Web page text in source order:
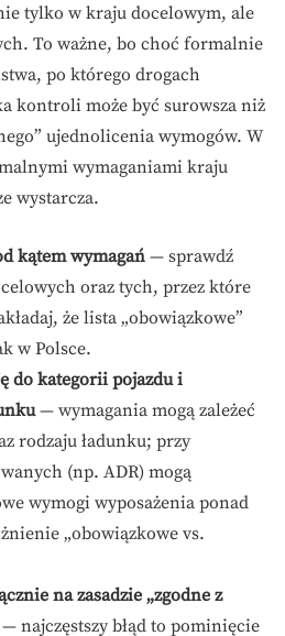
tylko w kraju docelowym, ale
To ważne, bo choć formalnie
po którego drogach
kontroli może być surowsza niż
ujednolicenia wymogów. W
wymaganiami kraju
wystarcza.
kątem wymagań — sprawdź
oraz tych, przez które
że lista „obowiązkowe”
w Polsce.
do kategorii pojazdu i
— wymagania mogą zależeć
rodzaju ładunku; przy
(np. ADR) mogą
wymogi wyposażenia ponad
„obowiązkowe vs.
na zasadzie „zgodne z
— najczęstszy błąd to pominięcie